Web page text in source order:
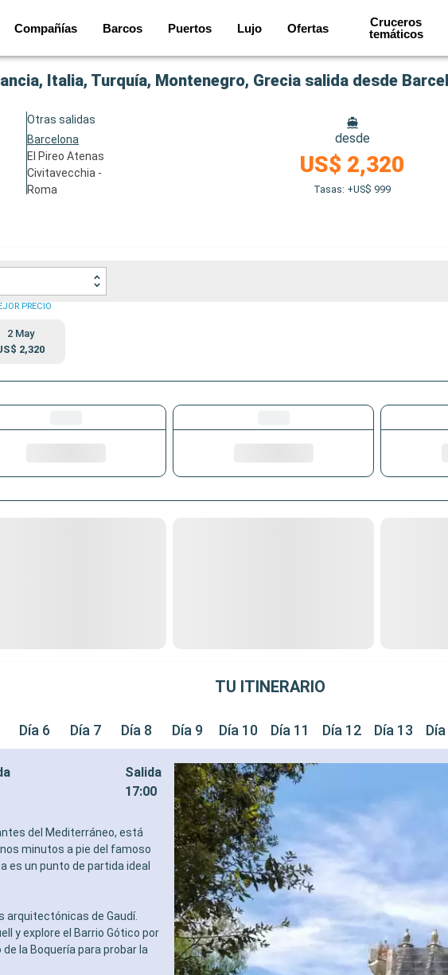
Compañías Barcos Puertos Lujo Ofertas
Cruceros
temáticos
Italia, Turquía, Montenegro, Grecia salida desde
Otras salidas
Barcelona
El Pireo Atenas
Civitavecchia -
Roma
desde
US$ 2,320
Tasas: +US$ 999
PRECIO
2 May
2,320
TU ITINERARIO
Día 6 Día 7 Día 8 Día 9 Día 10 Día 11 Día 12 Día 13
Salida
17:00
del Mediterráneo, está
minutos a pie del famoso
es un punto de partida ideal
arquitectónicas de Gaudí.
y explore el Barrio Gótico por
la Boquería para probar la